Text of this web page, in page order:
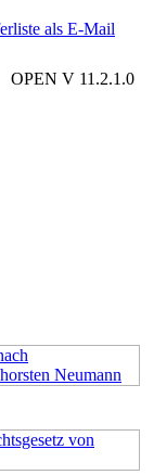
als E-Mail
OPEN V 11.2.1.0